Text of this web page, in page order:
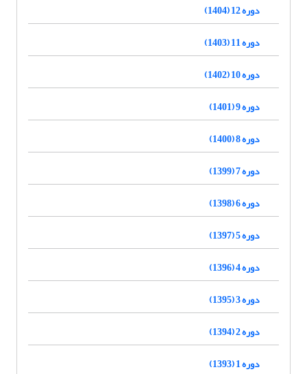
دوره 12 (1404)
دوره 11 (1403)
دوره 10 (1402)
دوره 9 (1401)
دوره 8 (1400)
دوره 7 (1399)
دوره 6 (1398)
دوره 5 (1397)
دوره 4 (1396)
دوره 3 (1395)
دوره 2 (1394)
دوره 1 (1393)